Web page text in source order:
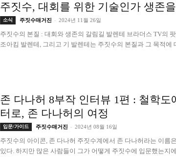
주짓수, 대회를 위한 기술인가 생존
소식 주짓수매거진 - 2024년 11월 26일
주짓수의 본질 : 대회와 생존의 갈림길 발렌테 브라더스 TV의
조아킴 발렌테, 그리고 기 발렌테는 주짓수의 본질과 그 목적에
존 다나허 8부작 인터뷰 1편 : 철학도
터로, 존 다나허의 여정
입문/가이드 주짓수매거진 - 2024년 08월 16일
주짓수의 아이콘, 존 다나허 주짓수계에서 존 다나허라는 이름
있다. 하지만 많은 사람들이 그가 어떻게 주짓수에 입문했는지